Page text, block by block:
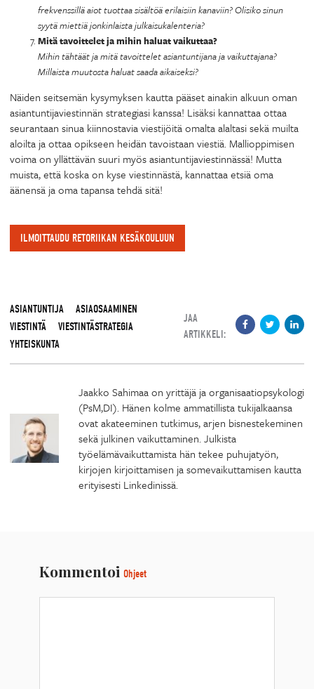
frekvenssillä aiot tuottaa sisältöä erilaisiin kanaviin? Olisiko sinun
syytä miettiä jonkinlaista julkaisukalenteria?
Mitä tavoittelet ja mihin haluat vaikuttaa?
Mihin tähtäät ja mitä tavoittelet asiantuntijana ja vaikuttajana?
Millaista muutosta haluat saada aikaiseksi?
Näiden seitsemän kysymyksen kautta pääset ainakin alkuun oman
asiantuntijaviestinnän strategiasi kanssa! Lisäksi kannattaa ottaa
seurantaan sinua kiinnostavia viestijöitä omalta alaltasi sekä muilta
aloilta ja ottaa opikseen heidän tavoistaan viestiä. Mallioppimisen
voima on yllättävän suuri myös asiantuntijaviestinnässä! Mutta
muista, että koska on kyse viestinnästä, kannattaa etsiä oma
äänensä ja oma tapansa tehdä sitä!
ILMOITTAUDU RETORIIKAN KESÄKOULUUN
ASIANTUNTIJA
ASIAOSAAMINEN
VIESTINTÄ
VIESTINTÄSTRATEGIA
YHTEISKUNTA
JAA
ARTIKKELI:
Jaakko Sahimaa on yrittäjä ja organisaatiopsykologi
(PsM,DI). Hänen kolme ammatillista tukijalkaansa
ovat akateeminen tutkimus, arjen bisnestekeminen
sekä julkinen vaikuttaminen. Julkista
työelämävaikuttamista hän tekee puhujatyön,
kirjojen kirjoittamisen ja somevaikuttamisen kautta
erityisesti Linkedinissä.
Kommentoi Ohjeet